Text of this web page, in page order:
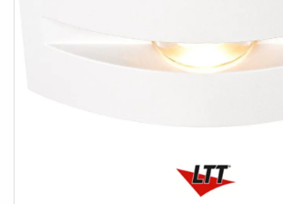
Distribution de l'intensité lumineuse:
Homogénéité chromatique: 3 SDCM,
h, Tension nominale primaire: 100-
ambiante: -20 - 40 °C, Poids net: 0.41 kg,
de l'efficacité lumineuse: 34.88 lm/W,